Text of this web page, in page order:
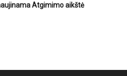
Atgimimo aikštė